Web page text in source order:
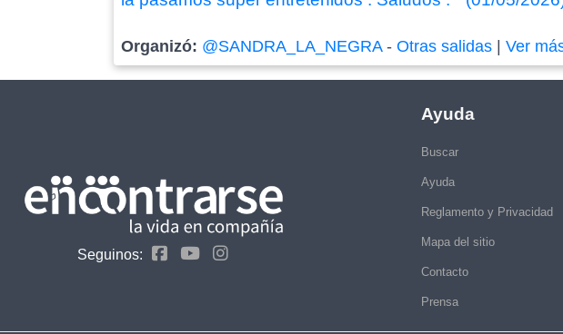
Organizó: @SANDRA_LA_NEGRA-Otras salidas |Ver
Seguinos:
Ayuda
Buscar
Ayuda
Reglamento y Privacidad
Mapa del sitio
Contacto
Prensa